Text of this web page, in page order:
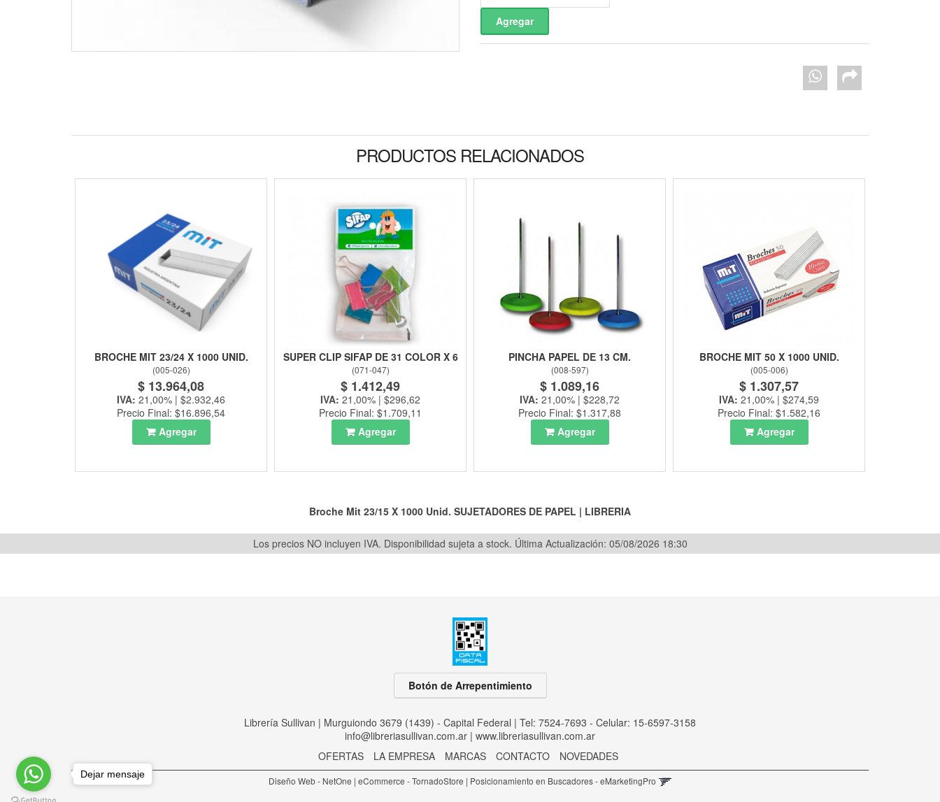
Dejar mensaje
PRODUCTOS RELACIONADOS
BROCHE MIT 23/24 X 1000 UNID.
(005-026)
$ 13.964,08
IVA: 21,00% | $2.932,46
Precio Final: $16.896,54
Agregar
SUPER CLIP SIFAP DE 31 COLOR X 6
(071-047)
$ 1.412,49
IVA: 21,00% | $296,62
Precio Final: $1.709,11
Agregar
PINCHA PAPEL DE 13 CM.
(008-597)
$ 1.089,16
IVA: 21,00% | $228,72
Precio Final: $1.317,88
Agregar
BROCHE MIT 50 X 1000 UNID.
(005-006)
$ 1.307,57
IVA: 21,00% | $274,59
Precio Final: $1.582,16
Agregar
Broche Mit 23/15 X 1000 Unid. SUJETADORES DE PAPEL | LIBRERIA
Los precios NO incluyen IVA. Disponibilidad sujeta a stock. Última Actualización: 05/08/2026 18:30
Botón de Arrepentimiento
Librería Sullivan | Murguiondo 3679 (1439) - Capital Federal | Tel: 7524-7693 - Celular: 15-6597-3158
info@libreriasullivan.com.ar | www.libreriasullivan.com.ar
OFERTAS
LA EMPRESA MARCAS CONTACTO NOVEDADES
Diseño Web - NetOne | eCommerce - TornadoStore | Posicionamiento en Buscadores - eMarketingPro